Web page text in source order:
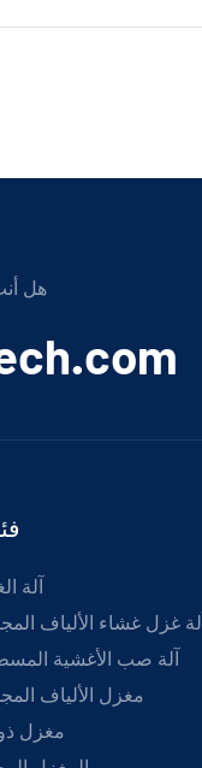
هل
آلة
آلة غزل غشاء الألياف
آلة صب الأغشية
مغزل الألياف
مغزل